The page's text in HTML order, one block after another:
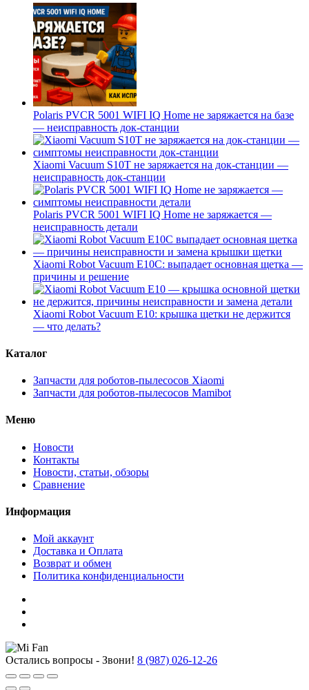
Polaris PVCR 5001 WIFI IQ Home не заряжается на базе
— неисправность док-станции
Xiaomi Vacuum S10T не заряжается на док-станции —
неисправность док-станции
Polaris PVCR 5001 WIFI IQ Home не заряжается —
неисправность детали
Xiaomi Robot Vacuum E10C: выпадает основная щетка —
причины и решение
Xiaomi Robot Vacuum E10: крышка щетки не держится
— что делать?
Каталог
Запчасти для роботов-пылесосов Xiaomi
Запчасти для роботов-пылесосов Mamibot
Меню
Новости
Контакты
Новости, статьи, обзоры
Сравнение
Информация
Мой аккаунт
Доставка и Оплата
Возврат и обмен
Политика конфиденциальности
Остались вопросы - Звони! 8 (987) 026-12-26